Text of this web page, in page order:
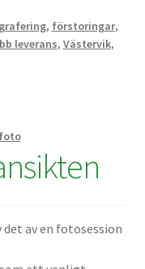
, förstoringar,
leverans, Västervik,
av en fotosession